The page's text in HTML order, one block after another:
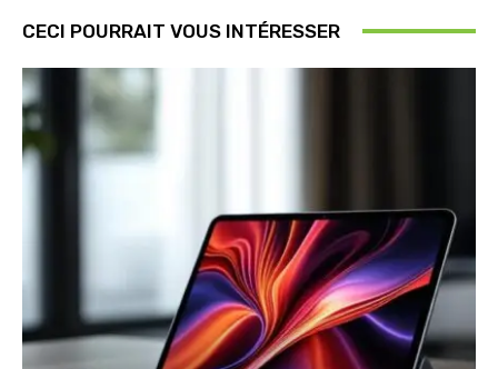
CECI POURRAIT VOUS INTÉRESSER